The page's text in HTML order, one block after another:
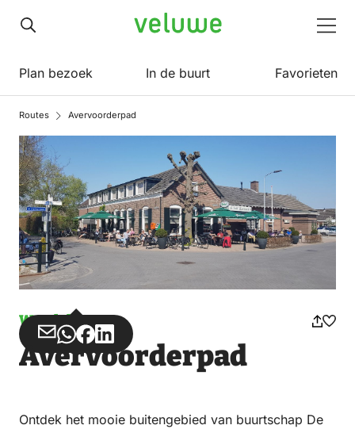
Veluwe
Plan bezoek In de buurt Favorieten
Routes Avervoorderpad
Wandelen
Deel
via
Deel
via
Deel
op
Deel
op
Avervoorderpad
Ontdek het mooie buitengebied van buurtschap De